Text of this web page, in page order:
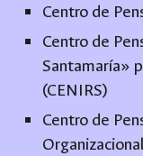
Centro de
Centro de
Santamaría»
(CENIRS)
Centro de